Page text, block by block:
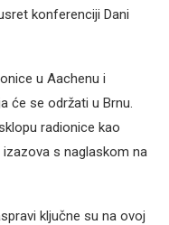
konferenciji Dani
u Aachenu i
će se održati u Brnu.
radionice kao
s naglaskom na
ključne su na ovoj